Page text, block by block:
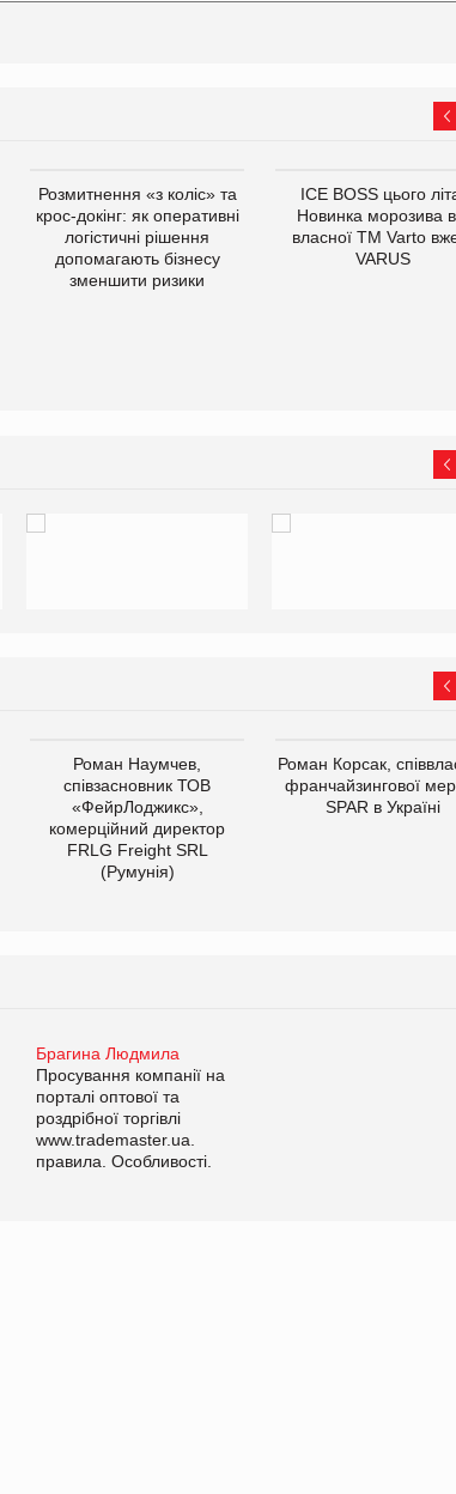
Розмитнення «з коліс» та
крос-докінг: як оперативні
логістичні рішення
допомагають бізнесу
зменшити ризики
ICE BOSS цього
Новинка морозива
власної ТМ Varto
VARUS
Роман Наумчев,
співзасновник ТОВ
«ФейрЛоджикс»,
комерційний директор
FRLG Freight SRL
(Румунія)
Роман Корсак,
франчайзингової
SPAR в Україні
Брагина Людмила
Просування компанії на
порталі оптової та
роздрібної торгівлі
www.trademaster.ua.
правила. Особливості.